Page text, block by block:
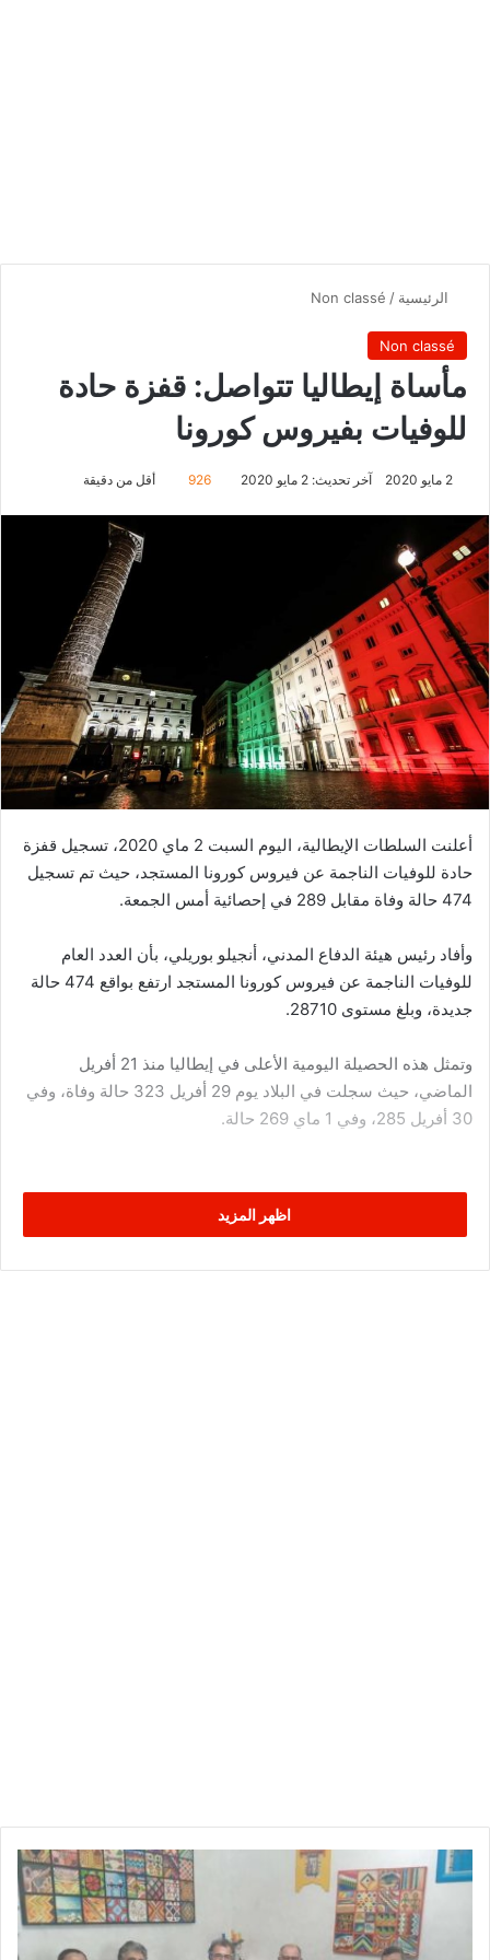
الرئيسية /
Non classé
Non classé
مأساة إيطاليا تتواصل: قفزة حادة
للوفيات بفيروس كورونا
2 مايو 2020 آخر تحديث: 2 مايو 2020 926 أقل من دقيقة
أعلنت السلطات الإيطالية، اليوم السبت 2 ماي 2020، تسجيل قفزة
حادة للوفيات الناجمة عن فيروس كورونا المستجد، حيث تم تسجيل
474 حالة وفاة مقابل 289 في إحصائية أمس الجمعة.
وأفاد رئيس هيئة الدفاع المدني، أنجيلو بوريلي، بأن العدد العام
للوفيات الناجمة عن فيروس كورونا المستجد ارتفع بواقع 474 حالة
جديدة، وبلغ مستوى 28710.
وتمثل هذه الحصيلة اليومية الأعلى في إيطاليا منذ 21 أفريل
الماضي، حيث سجلت في البلاد يوم 29 أفريل 323 حالة وفاة، وفي
30 أفريل 285، وفي 1 ماي 269 حالة.
اظهر المزيد
ا